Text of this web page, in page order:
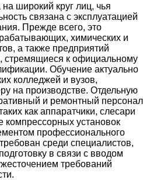
широкий круг лиц, чья
связана с эксплуатацией
Прежде всего, это
химических и
а также предприятий
стремящиеся к официальному
Обучение актуально
колледжей и вузов,
на производстве. Отдельную
и ремонтный персонал
как аппаратчики, слесари
установок
профессионального
среди специалистов,
в связи с вводом
требований